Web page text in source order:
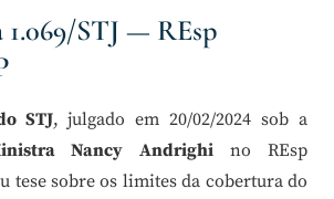
1.069/STJ — REsp
STJ, julgado em 20/02/2024 sob a
Nancy Andrighino REsp
tese sobre os limites da cobertura do